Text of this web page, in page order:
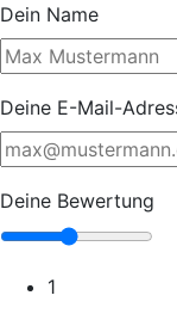
Dein Name
Deine E-Mail-
Deine Bewertung
1